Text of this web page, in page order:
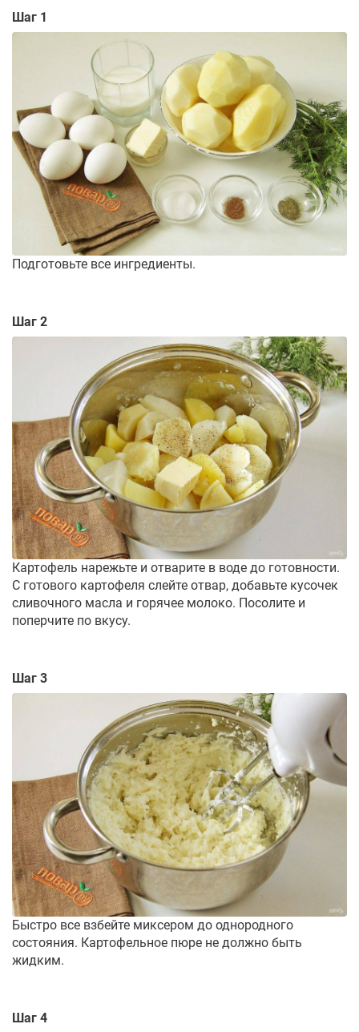
Шаг 1
Подготовьте все ингредиенты.
Шаг 2
Картофель нарежьте и отварите в воде до готовности.
С готового картофеля слейте отвар, добавьте кусочек
сливочного масла и горячее молоко. Посолите и
поперчите по вкусу.
Шаг 3
Быстро все взбейте миксером до однородного
состояния. Картофельное пюре не должно быть
жидким.
Шаг 4